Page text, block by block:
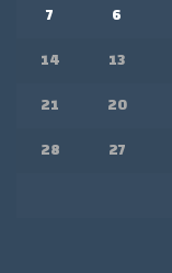
6
7
13
14
20
21
27
28